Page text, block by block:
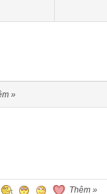
»
Thêm »